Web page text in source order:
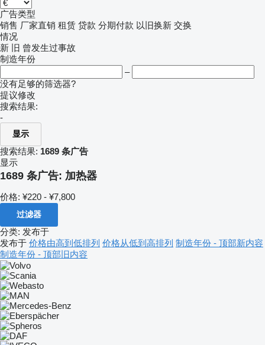
广告类型
销售 厂家直销 租赁 贷款 分期付款 以旧换新 交换
情况
新 旧 曾发生过事故
制造年份
–
没有足够的筛选器?
提议修改
搜索结果:
-
显示
搜索结果: 1689 条广告
显示
1689 条广告: 加热器
价格: ¥220 - ¥7,800
过滤器
分类: 发布于
发布于 价格由高到低排列 价格从低到高排列 制造年份 - 顶部新内容
制造年份 - 顶部旧内容